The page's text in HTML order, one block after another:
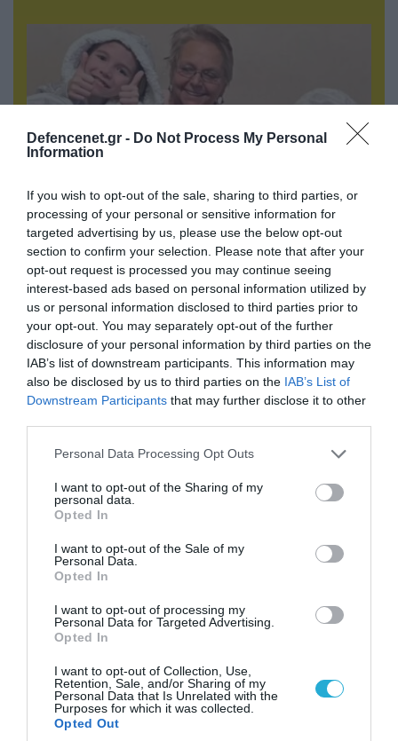
Defencenet.gr - Do Not Process My Personal
Information
If you wish to opt-out of the sale, sharing to third parties, or
processing of your personal or sensitive information for
targeted advertising by us, please use the below opt-out
section to confirm your selection. Please note that after your
opt-out request is processed you may continue seeing
interest-based ads based on personal information utilized by
us or personal information disclosed to third parties prior to
your opt-out. You may separately opt-out of the further
disclosure of your personal information by third parties on the
IAB’s list of downstream participants. This information may
also be disclosed by us to third parties on the IAB’s List of
Downstream Participants that may further disclose it to other
Please note that this website/app uses one or more Google
not limited to your visit or usage behaviour. You may click to
grant or deny consent to Google and its third-party tags to
use your data for below specified purposes in below Google
consent section.
Personal Data Processing Opt Outs
I want to opt-out of the Sharing of my
personal data.
Opted In
I want to opt-out of the Sale of my
Personal Data.
Opted In
I want to opt-out of processing my
Personal Data for Targeted Advertising.
Opted In
I want to opt-out of Collection, Use,
Retention, Sale, and/or Sharing of my
Personal Data that Is Unrelated with the
Purposes for which it was collected.
Opted Out
06.08.2026 | 09:02
ΗΠΑ: Το τελευταίο μήνυμα της μητέρας στον
πρώην σύζυγό της πριν από τη δολοφονία των
4 παιδιών τους – «Έχουν ίωση»
07.08.2026 | 01:02
Ελέγχεται αμοντάριστο βίντεο της σύγκρουσης
των ελικοπτέρων στην Ψάθα – Σενάριο για
τρίτο ελικόπτερο